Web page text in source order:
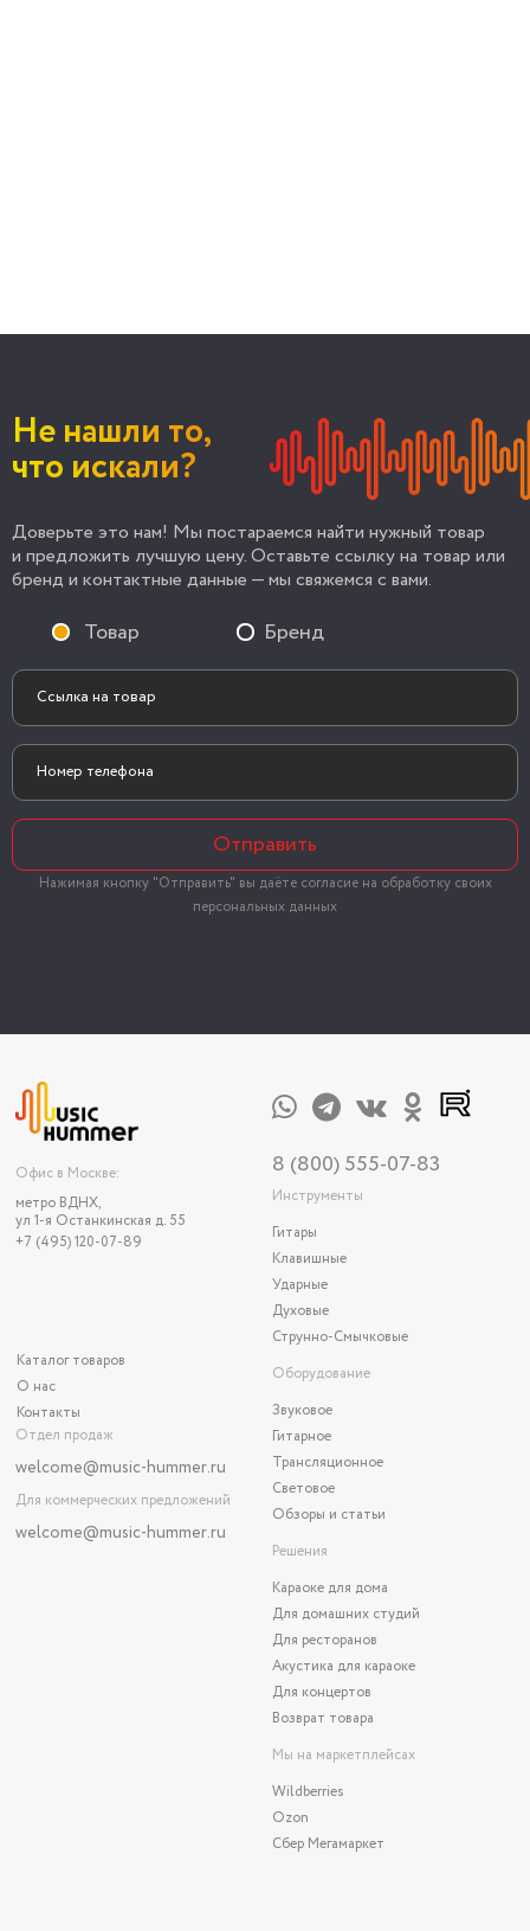
Не нашли то,
что искали?
Доверьте это нам! Мы постараемся найти нужный товар
и предложить лучшую цену. Оставьте ссылку на товар или
бренд и контактные данные — мы свяжемся с вами.
Товар Бренд
Отправить
Нажимая кнопку "Отправить" вы даёте согласие на обработку своих
персональных данных
Офис в Москве:
метро ВДНХ,
ул 1-я Останкинская д. 55
+7 (495) 120-07-89
Каталог товаров
О нас
Контакты
Отдел продаж
welcome@music-hummer.ru
Для коммерческих предложений
welcome@music-hummer.ru
8 (800) 555-07-83
Инструменты
Гитары
Клавишные
Ударные
Духовые
Струнно-Смычковые
Оборудование
Звуковое
Гитарное
Трансляционное
Световое
Обзоры и статьи
Решения
Караоке для дома
Для домашних студий
Для ресторанов
Акустика для караоке
Для концертов
Возврат товара
Мы на маркетплейсах
Wildberries
Ozon
Сбер Мегамаркет